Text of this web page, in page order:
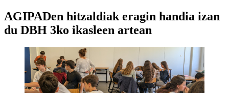
AGIPADen hitzaldiak eragin handia izan
du DBH 3ko ikasleen artean